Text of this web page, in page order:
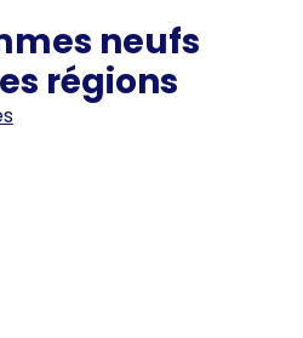
neufs
régions